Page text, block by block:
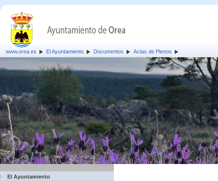
www.orea.es El Ayuntamiento Documentos Actas de Plenos
El Ayuntamiento